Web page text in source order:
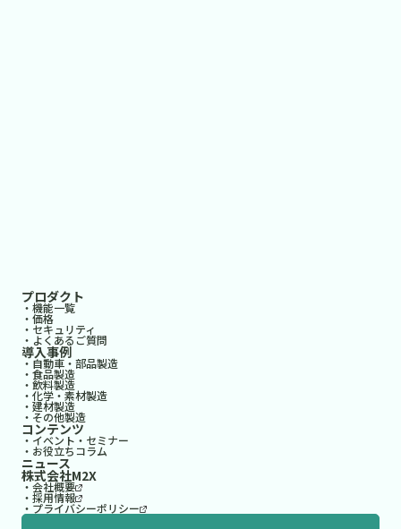
プロダクト
・機能一覧
・価格
・セキュリティ
・よくあるご質問
導入事例
・自動車・部品製造
・食品製造
・飲料製造
・化学・素材製造
・建材製造
・その他製造
コンテンツ
・イベント・セミナー
・お役立ちコラム
ニュース
株式会社M2X
・会社概要
・採用情報
・プライバシーポリシー